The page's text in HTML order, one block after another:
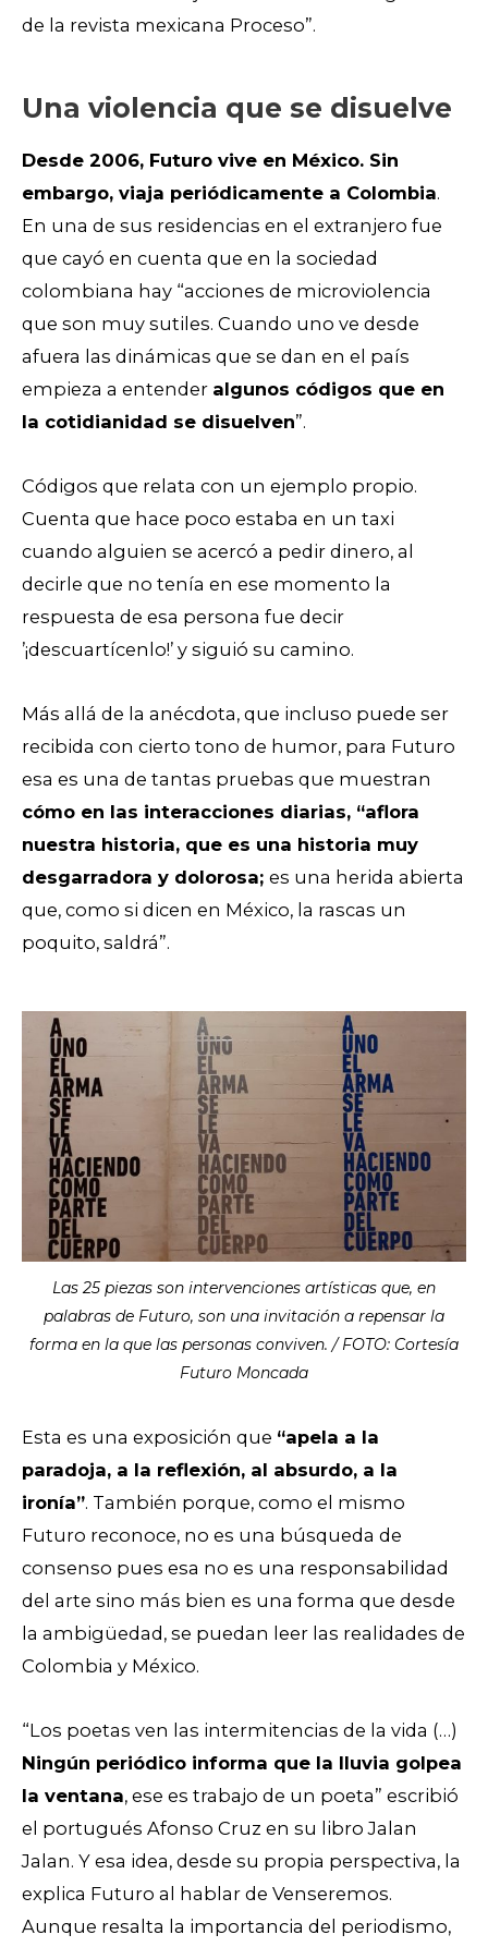
de la revista mexicana Proceso”.
Una violencia que se disuelve
Desde 2006, Futuro vive en México. Sin
embargo, viaja periódicamente a Colombia.
En una de sus residencias en el extranjero fue
que cayó en cuenta que en la sociedad
colombiana hay “acciones de microviolencia
que son muy sutiles. Cuando uno ve desde
afuera las dinámicas que se dan en el país
empieza a entender algunos códigos que en
la cotidianidad se disuelven”.
Códigos que relata con un ejemplo propio.
Cuenta que hace poco estaba en un taxi
cuando alguien se acercó a pedir dinero, al
decirle que no tenía en ese momento la
respuesta de esa persona fue decir
’¡descuartícenlo!’ y siguió su camino.
Más allá de la anécdota, que incluso puede ser
recibida con cierto tono de humor, para Futuro
esa es una de tantas pruebas que muestran
cómo en las interacciones diarias, “aflora
nuestra historia, que es una historia muy
desgarradora y dolorosa; es una herida abierta
que, como si dicen en México, la rascas un
poquito, saldrá”.
Las 25 piezas son intervenciones artísticas que, en
palabras de Futuro, son una invitación a repensar la
forma en la que las personas conviven. / FOTO: Cortesía
Futuro Moncada
Esta es una exposición que “apela a la
paradoja, a la reflexión, al absurdo, a la
ironía”. También porque, como el mismo
Futuro reconoce, no es una búsqueda de
consenso pues esa no es una responsabilidad
del arte sino más bien es una forma que desde
la ambigüedad, se puedan leer las realidades de
Colombia y México.
“Los poetas ven las intermitencias de la vida (…)
Ningún periódico informa que la lluvia golpea
la ventana, ese es trabajo de un poeta” escribió
el portugués Afonso Cruz en su libro Jalan
Jalan. Y esa idea, desde su propia perspectiva, la
explica Futuro al hablar de Venseremos.
Aunque resalta la importancia del periodismo,